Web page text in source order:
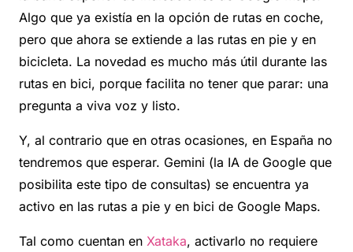
Algo que ya existía en la opción de rutas en coche,
pero que ahora se extiende a las rutas en pie y en
bicicleta. La novedad es mucho más útil durante las
rutas en bici, porque facilita no tener que parar: una
pregunta a viva voz y listo.
Y, al contrario que en otras ocasiones, en España no
tendremos que esperar. Gemini (la IA de Google que
posibilita este tipo de consultas) se encuentra ya
activo en las rutas a pie y en bici de Google Maps.
Tal como cuentan en Xataka, activarlo no requiere